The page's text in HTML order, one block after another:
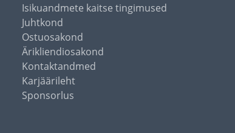
Isikuandmete kaitse tingimused
Juhtkond
Ostuosakond
Ärikliendiosakond
Kontaktandmed
Karjäärileht
Sponsorlus